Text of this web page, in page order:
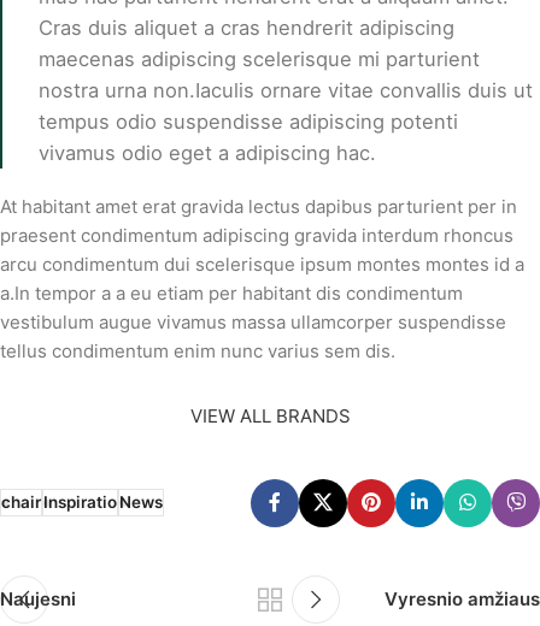
Cras duis aliquet a cras hendrerit adipiscing
maecenas adipiscing scelerisque mi parturient
nostra urna non.Iaculis ornare vitae convallis duis ut
tempus odio suspendisse adipiscing potenti
vivamus odio eget a adipiscing hac.
At habitant amet erat gravida lectus dapibus parturient per in
praesent condimentum adipiscing gravida interdum rhoncus
arcu condimentum dui scelerisque ipsum montes montes id a
a.In tempor a a eu etiam per habitant dis condimentum
vestibulum augue vivamus massa ullamcorper suspendisse
tellus condimentum enim nunc varius sem dis.
VIEW ALL BRANDS
chairInspiratioNews
Naujesni Vyresnio amžiaus